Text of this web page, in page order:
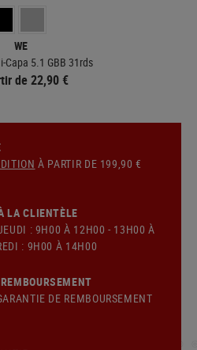
WE
Capa 5.1 GBB 31rds
de 22,90 €
À PARTIR DE 199,90 €
LA CLIENTÈLE
: 9H00 À 12H00 - 13H00 À
: 9H00 À 14H00
DE REMBOURSEMENT